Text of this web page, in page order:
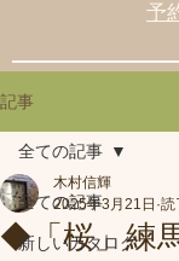
予
記事
全ての記事
新しいカタログ
全ての記事
◆「桜」練
木村信輝
2025年3月21日 読